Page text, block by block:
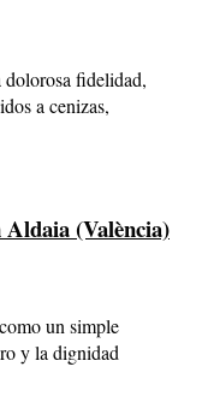
dolorosa fidelidad,
a cenizas,
(València)
un simple
y la dignidad